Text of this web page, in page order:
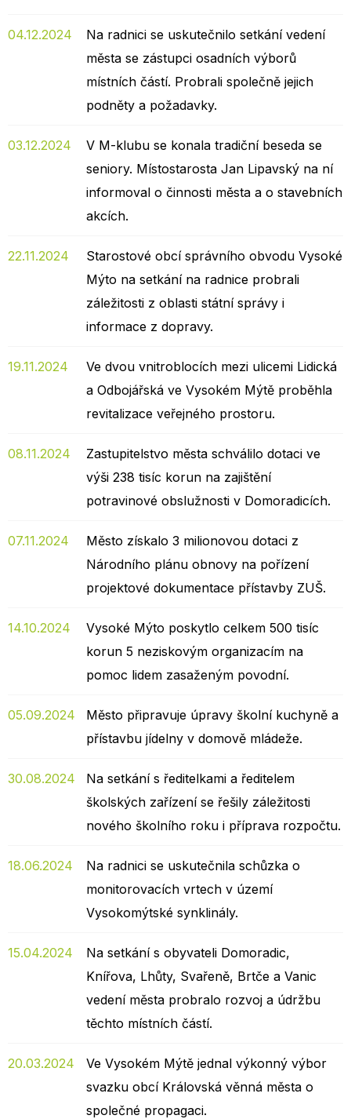
04.12.2024
Na radnici se uskutečnilo setkání vedení
města se zástupci osadních výborů
místních částí. Probrali společně jejich
podněty a požadavky.
03.12.2024
V M-klubu se konala tradiční beseda se
seniory. Místostarosta Jan Lipavský na ní
informoval o činnosti města a o stavebních
akcích.
22.11.2024
Starostové obcí správního obvodu Vysoké
Mýto na setkání na radnice probrali
záležitosti z oblasti státní správy i
informace z dopravy.
19.11.2024
Ve dvou vnitroblocích mezi ulicemi Lidická
a Odbojářská ve Vysokém Mýtě proběhla
revitalizace veřejného prostoru.
08.11.2024
Zastupitelstvo města schválilo dotaci ve
výši 238 tisíc korun na zajištění
potravinové obslužnosti v Domoradicích.
07.11.2024
Město získalo 3 milionovou dotaci z
Národního plánu obnovy na pořízení
projektové dokumentace přístavby ZUŠ.
14.10.2024
Vysoké Mýto poskytlo celkem 500 tisíc
korun 5 neziskovým organizacím na
pomoc lidem zasaženým povodní.
05.09.2024
Město připravuje úpravy školní kuchyně a
přístavbu jídelny v domově mládeže.
30.08.2024
Na setkání s ředitelkami a ředitelem
školských zařízení se řešily záležitosti
nového školního roku i příprava rozpočtu.
18.06.2024
Na radnici se uskutečnila schůzka o
monitorovacích vrtech v území
Vysokomýtské synklinály.
15.04.2024
Na setkání s obyvateli Domoradic,
Knířova, Lhůty, Svařeně, Brtče a Vanic
vedení města probralo rozvoj a údržbu
těchto místních částí.
20.03.2024
Ve Vysokém Mýtě jednal výkonný výbor
svazku obcí Královská věnná města o
společné propagaci.